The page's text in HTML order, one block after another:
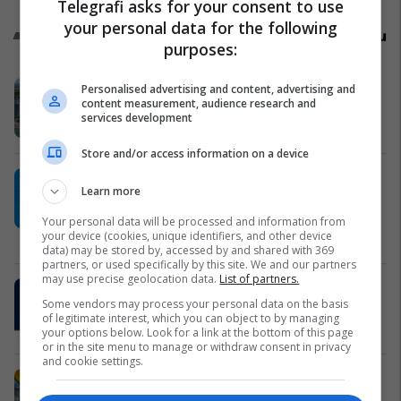
Promo Reklamo këtu
Holiday In 2 – banesa juaj për
pushime pranë detit
Edil Project
ku është audienca shqiptare në
Zvicër
Plan B
Sigurimi i biznesit me NOVATRA
Vermögensberatung AG
NOVATRA
IMAX/ Cineplexx në Albi Mall, thyen
Telegrafi asks for your consent to use
your personal data for the following
purposes:
Personalised advertising and content, advertising and
content measurement, audience research and
services development
Store and/or access information on a device
Learn more
Your personal data will be processed and information from
your device (cookies, unique identifiers, and other device
data) may be stored by, accessed by and shared with 369
partners, or used specifically by this site. We and our partners
may use precise geolocation data. List of partners.
Some vendors may process your personal data on the basis
of legitimate interest, which you can object to by managing
your options below. Look for a link at the bottom of this page
or in the site menu to manage or withdraw consent in privacy
and cookie settings.